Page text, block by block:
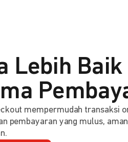
Lebih
mempermudah transaksi
pembayaran yang mulus,